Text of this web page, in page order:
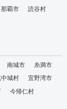
那覇市
読谷村
南城市
糸満市
城村
宜野湾市
今帰仁村